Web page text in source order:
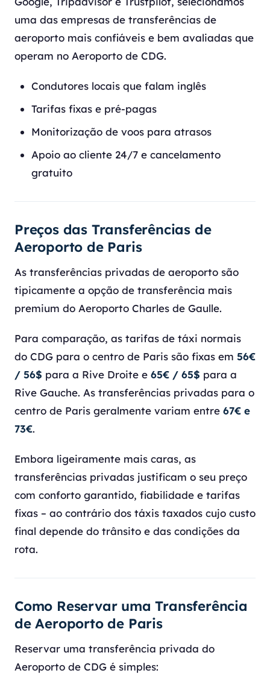
uma das empresas de transferências de
aeroporto mais confiáveis e bem avaliadas que
operam no Aeroporto de CDG.
Condutores locais que falam inglês
Tarifas fixas e pré-pagas
Monitorização de voos para atrasos
Apoio ao cliente 24/7 e cancelamento
gratuito
Preços das Transferências de
Aeroporto de Paris
As transferências privadas de aeroporto são
tipicamente a opção de transferência mais
premium do Aeroporto Charles de Gaulle.
Para comparação, as tarifas de táxi normais
do CDG para o centro de Paris são fixas em 56€
/ 56$ para a Rive Droite e 65€ / 65$ para a
Rive Gauche. As transferências privadas para o
centro de Paris geralmente variam entre 67€ e
73€.
Embora ligeiramente mais caras, as
transferências privadas justificam o seu preço
com conforto garantido, fiabilidade e tarifas
fixas – ao contrário dos táxis taxados cujo custo
final depende do trânsito e das condições da
rota.
Como Reservar uma Transferência
de Aeroporto de Paris
Reservar uma transferência privada do
Aeroporto de CDG é simples: